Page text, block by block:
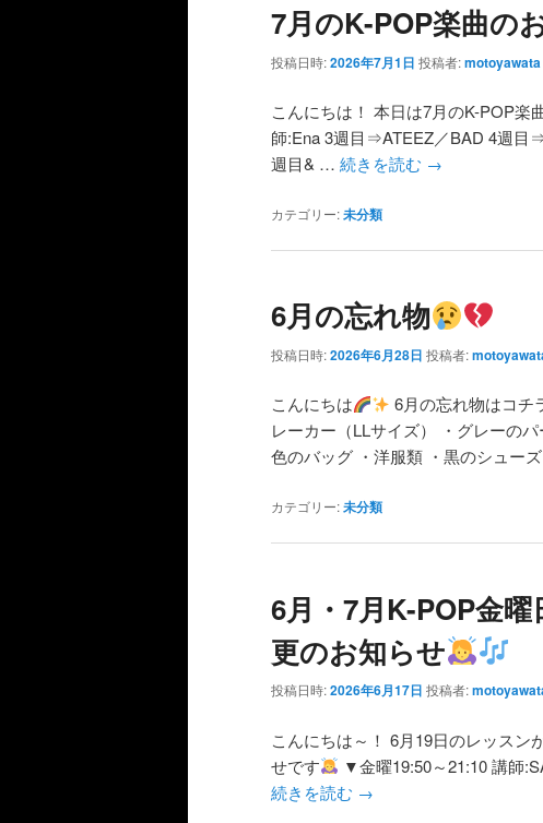
7月のK-POP楽曲の
投稿日時:2026年7月1日 投稿者:motoyawata
こんにちは！ 本日は7月のK-POP楽
師:Ena 3週目⇒ATEEZ／BAD 4週
週目& … 続きを読む →
カテゴリー:未分類
6月の忘れ物
投稿日時:2026年6月28日 投稿者:
こんにちは
6月の忘れ物はコチ
レーカー（LLサイズ） ・グレーの
色のバッグ ・洋服類 ・黒のシュー
カテゴリー:未分類
6月・7月K-POP金
更のお知らせ
投稿日時:2026年6月17日 投稿者:
こんにちは～！ 6月19日のレッスン
せです
▼金曜19:50～21:10 講師
続きを読む →